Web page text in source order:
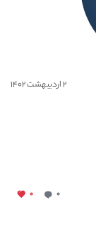
۲ اردیبهشت ۱۴۰۲
۰ ۰